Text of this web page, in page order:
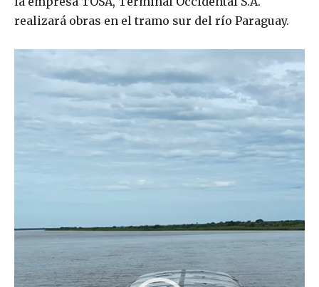
realizará obras en el tramo sur del río Paraguay.
r
o
d